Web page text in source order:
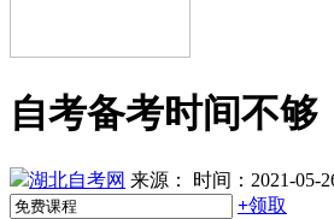
自考备考时间不够
湖北自考网 来源：
时间：2021-05-
+领取